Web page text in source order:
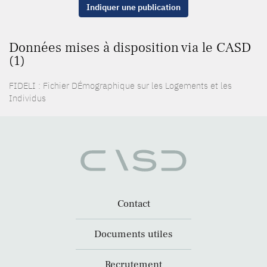
Indiquer une publication
Données mises à disposition via le CASD
(1)
FIDELI : Fichier DÉmographique sur les Logements et les
Individus
Contact
Documents utiles